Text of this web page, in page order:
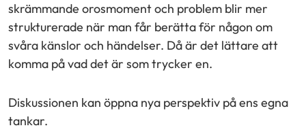
skrämmande orosmoment och problem blir mer
strukturerade när man får berätta för någon om
svåra känslor och händelser. Då är det lättare att
komma på vad det är som trycker en.
Diskussionen kan öppna nya perspektiv på ens egna
tankar.